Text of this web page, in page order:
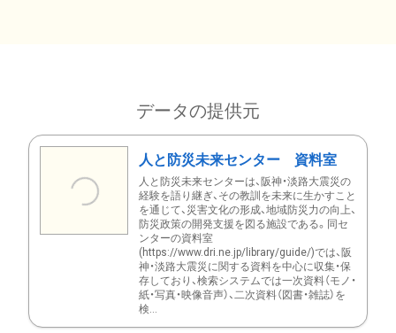
データの提供元
人と防災未来センター 資料室
人と防災未来センターは、阪神・淡路大震災の
経験を語り継ぎ、その教訓を未来に生かすこと
を通じて、災害文化の形成、地域防災力の向上、
防災政策の開発支援を図る施設である。同セ
ンターの資料室
(https://www.dri.ne.jp/library/guide/)では、阪
神・淡路大震災に関する資料を中心に収集・保
存しており、検索システムでは一次資料（モノ・
紙・写真・映像音声）、二次資料（図書・雑誌）を
検...